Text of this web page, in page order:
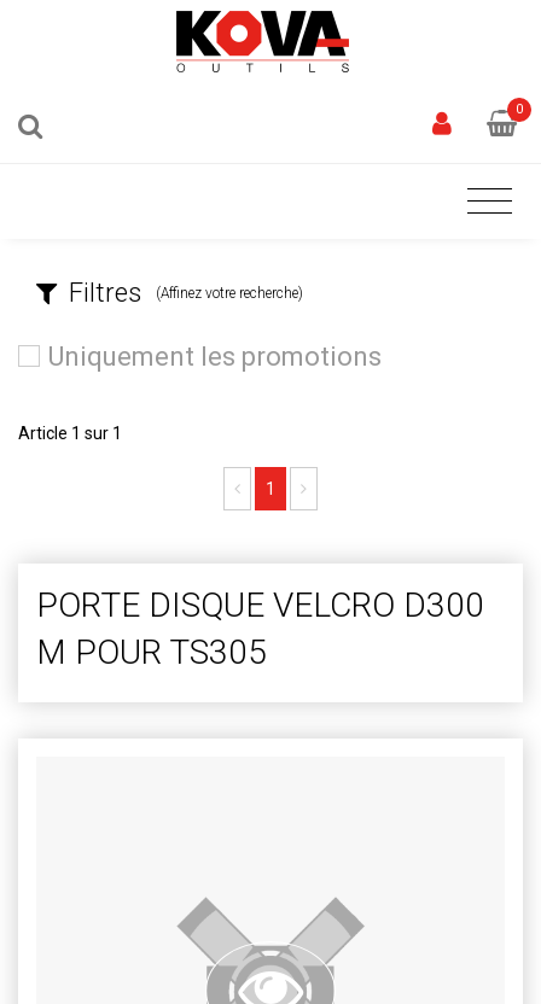
0
Filtres (Affinez votre recherche)
Uniquement les promotions
Article 1 sur 1
Previous
1
PORTE DISQUE VELCRO D300
M POUR TS305